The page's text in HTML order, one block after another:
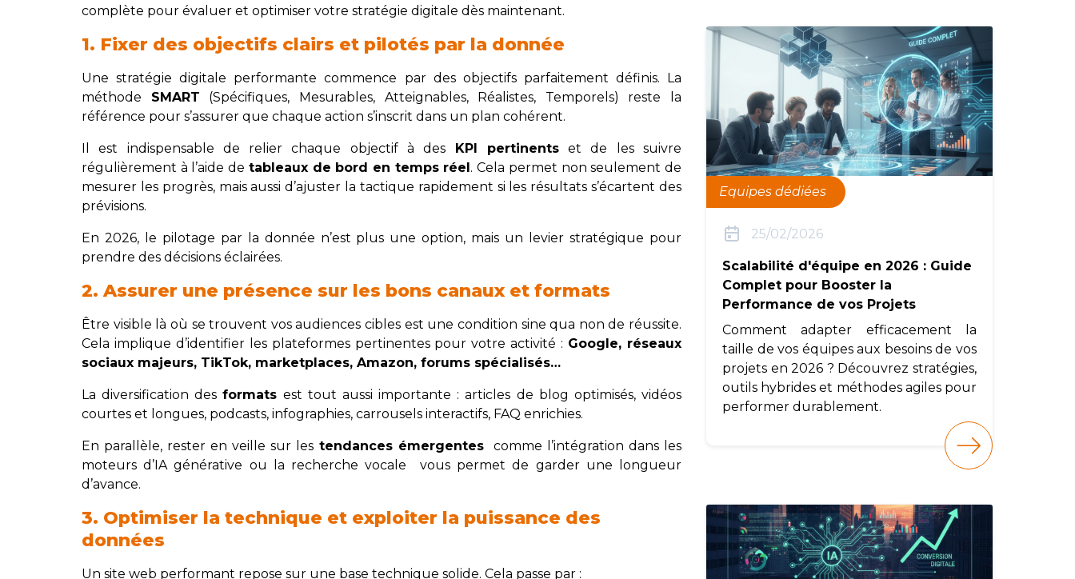
complète pour évaluer et optimiser votre stratégie digitale dès maintenant.
1. Fixer des objectifs clairs et pilotés par la donnée
Une stratégie digitale performante commence par des objectifs parfaitement définis. La
méthode SMART (Spécifiques, Mesurables, Atteignables, Réalistes, Temporels) reste la
référence pour s’assurer que chaque action s’inscrit dans un plan cohérent.
Il est indispensable de relier chaque objectif à des KPI pertinentset de les suivre
régulièrement à l’aide de tableaux de bord en temps réel. Cela permet non seulement de
mesurer les progrès, mais aussi d’ajuster la tactique rapidement si les résultats s’écartent des
prévisions.
En 2026, le pilotage par la donnée n’est plus une option, mais un levier stratégique pour
prendre des décisions éclairées.
2. Assurer une présence sur les bons canaux et formats
Être visible là où se trouvent vos audiences cibles est une condition sine qua non de réussite.
Cela implique d’identifier les plateformes pertinentes pour votre activité : Google, réseaux
sociaux majeurs, TikTok, marketplaces, Amazon, forums spécialisés…
La diversification desformats est tout aussi importante : articles de blog optimisés, vidéos
courtes et longues, podcasts, infographies, carrousels interactifs, FAQ enrichies.
En parallèle, rester en veille sur les tendances émergentescomme l’intégration dans les
moteurs d’IA générative ou la recherche vocale vous permet de garder une longueur
d’avance.
3. Optimiser la technique et exploiter la puissance des
données
Un site web performant repose sur une base technique solide. Cela passe par :
Equipes dédiées
25/02/2026
Scalabilité d'équipe en 2026 : Guide
Complet pour Booster la
Performance de vos Projets
Comment adapter efficacement la
taille de vos équipes aux besoins de vos
projets en 2026 ? Découvrez stratégies,
outils hybrides et méthodes agiles pour
performer durablement.